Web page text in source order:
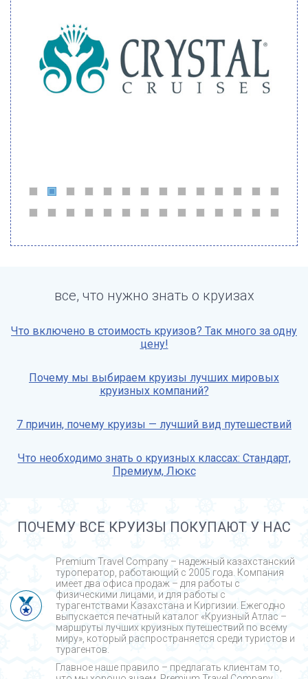
все, что нужно знать о круизах
Что включено в стоимость круизов? Так много за одну
цену!
Почему мы выбираем круизы лучших мировых
круизных компаний?
7 причин, почему круизы — лучший вид путешествий
Что необходимо знать о круизных классах: Стандарт,
Премиум, Люкс
ПОЧЕМУ ВСЕ КРУИЗЫ ПОКУПАЮТ У НАС
Premium Travel Company – надежный казахстанский
туроператор, работающий с 2005 года. Компания
имеет два офиса продаж – для работы с
физическими лицами, и для работы с
турагентствами Казахстана и Киргизии. Ежегодно
выпускается печатный каталог «Круизный Атлас –
маршруты лучших круизных путешествий по всему
миру», который распространяется среди туристов и
турагентов.
Главное наше правило – предлагать клиентам то,